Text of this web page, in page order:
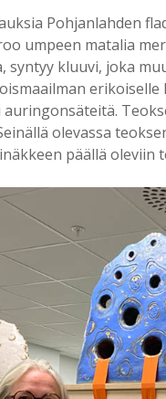
Pohjanlahden
umpeen matalia
syntyy kluuvi, joka
olevassa
päällä oleviin